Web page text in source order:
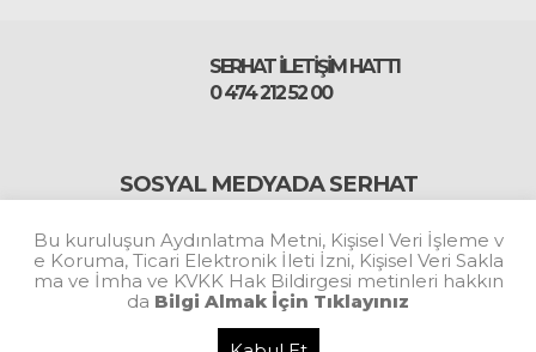
Bu kuruluşun Aydınlatma Metni, Kişisel Veri İşleme v
e Koruma, Ticari Elektronik İleti İzni, Kişisel Veri Sakla
ma ve İmha ve KVKK Hak Bildirgesi metinleri hakkın
da Bilgi Almak İçin Tıklayınız
SERHAT İLETİŞİM HATTI
0 474 212 52 00
SOSYAL MEDYADA SERHAT
#BizBuradayız